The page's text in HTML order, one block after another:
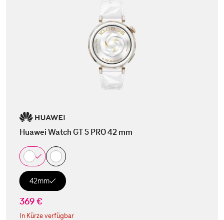
Huawei Watch GT 5 PRO 42 mm
42mm
369 €
In Kürze verfügbar